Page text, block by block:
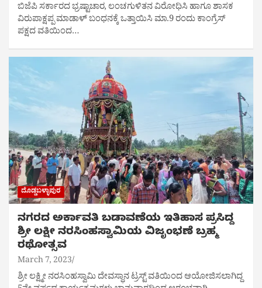
ಬಿಜೆಪಿ ಸರ್ಕಾರದ ಭ್ರಷ್ಟಾಚಾರ, ಲಂಚಗುಳಿತನ ವಿರೋಧಿಸಿ ಹಾಗೂ ಶಾಸಕ‌
ವಿರುಪಾಕ್ಷಪ್ಪ‌ ಮಾಡಾಳ್ ಬಂಧನಕ್ಕೆ ಒತ್ತಾಯಿಸಿ ಮಾ.9 ರಂದು ಕಾಂಗ್ರೆಸ್
ಪಕ್ಷದ ವತಿಯಿಂದ…
ದೊಡ್ಡಬಳ್ಳಾಪುರ
ನಗರದ ಅರ್ಕಾವತಿ ಬಡಾವಣೆಯ ಇತಿಹಾಸ ಪ್ರಸಿದ್ದ
ಶ್ರೀ ಲಕ್ಷೀ ನರಸಿಂಹಸ್ವಾಮಿಯ ವಿಜೃಂಭಣೆ ಬ್ರಹ್ಮ
ರಥೋತ್ಸವ
March 7, 2023
ಶ್ರೀ ಲಕ್ಷ್ಮೀ ನರಸಿಂಹಸ್ವಾಮಿ ದೇವಸ್ಥಾನ ಟ್ರಸ್ಟ್ ವತಿಯಿಂದ ಆಯೋಜಿಸಲಾಗಿದ್ದ